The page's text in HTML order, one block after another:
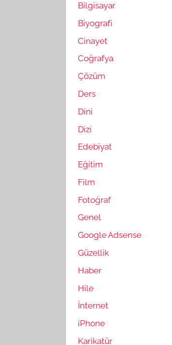
Bilgisayar
Biyografi
Cinayet
Coğrafya
Çözüm
Ders
Dini
Dizi
Edebiyat
Eğitim
Film
Fotoğraf
Genel
Google Adsense
Güzellik
Haber
Hile
İnternet
iPhone
Karikatür